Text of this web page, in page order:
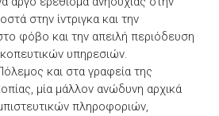
στην ίντριγκα και την
φόβο και την απειλή περιόδευση
υπηρεσιών.
και στα γραφεία της
μία μάλλον ανώδυνη αρχικά
πληροφοριών,